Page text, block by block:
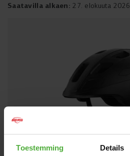
Toestemming Details
Saatavilla alkaen: 27. elokuuta 2026